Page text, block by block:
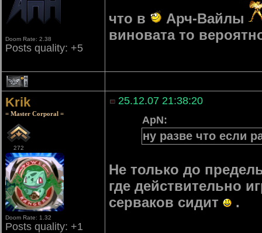
Doom Rate: 2.38
Posts quality: +5
что в
Арч-Вайлы
виновата то
1
Krik
= Master Corporal =
272
Doom Rate: 1.32
Posts quality: +1
25.12.07 21:38:20
ApN:
ну разве что если
Не только до
где действительно
серваков сидит
.